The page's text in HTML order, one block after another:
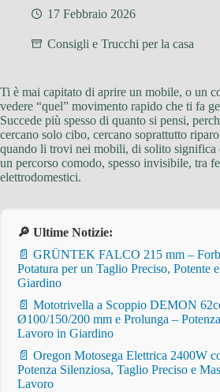
17 Febbraio 2026
Consigli e Trucchi per la casa
Ti è mai capitato di aprire un mobile, o un
vedere “quel” movimento rapido che ti fa
Succede più spesso di quanto si pensi,
cercano solo cibo, cercano soprattutto
quando li trovi nei mobili, di solito significa
un percorso comodo, spesso invisibile, tra
elettrodomestici.
🔎 Ultime Notizie:
📄 GRÜNTEK FALCO 215 mm –
Potatura per un Taglio Preciso, Potente
Giardino
📄 Mototrivella a Scoppio DEMON
Ø100/150/200 mm e Prolunga –
Lavoro in Giardino
📄 Oregon Motosega Elettrica 2400W
Potenza Silenziosa, Taglio Preciso e
Lavoro